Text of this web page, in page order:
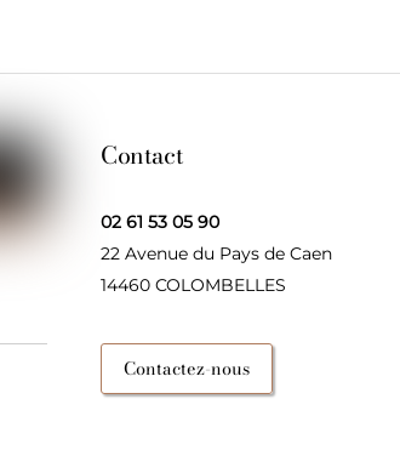
Contact
02 61 53 05 90
22 Avenue du Pays de Caen
14460 COLOMBELLES
Contactez-nous